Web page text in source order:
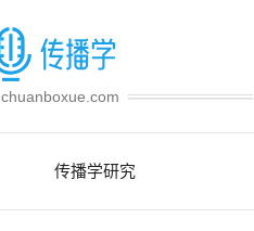
chuanboxue.com
传播学研究